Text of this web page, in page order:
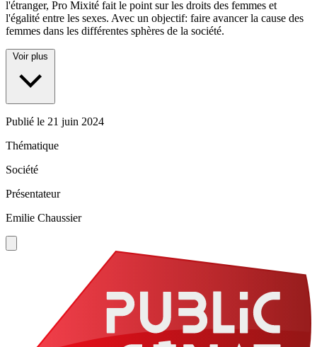
l'étranger, Pro Mixité fait le point sur les droits des femmes et
l'égalité entre les sexes. Avec un objectif: faire avancer la cause des
femmes dans les différentes sphères de la société.
Voir plus
Publié le 21 juin 2024
Thématique
Société
Présentateur
Emilie Chaussier